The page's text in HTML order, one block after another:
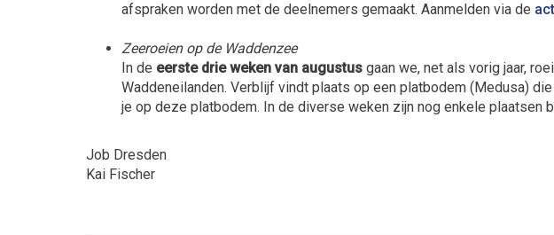
afspraken worden met de deelnemers gemaakt. Aanmelden via de
Zeeroeien op de Waddenzee
In de eerste drie weken van augustus gaan we, net als vorig jaar,
Waddeneilanden. Verblijf vindt plaats op een platbodem (Medusa)
je op deze platbodem. In de diverse weken zijn nog enkele
Job Dresden
Kai Fischer